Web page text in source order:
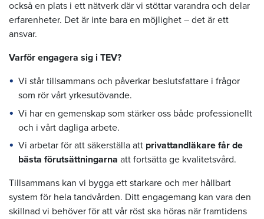
också en plats i ett nätverk där vi stöttar varandra och delar
erfarenheter. Det är inte bara en möjlighet – det är ett
ansvar.
Varför engagera sig i TEV?
Vi står tillsammans och påverkar beslutsfattare i frågor
som rör vårt yrkesutövande.
Vi har en gemenskap som stärker oss både professionellt
och i vårt dagliga arbete.
Vi arbetar för att säkerställa att privattandläkare får de
bästa förutsättningarna att fortsätta ge kvalitetsvård.
Tillsammans kan vi bygga ett starkare och mer hållbart
system för hela tandvården. Ditt engagemang kan vara den
skillnad vi behöver för att vår röst ska höras när framtidens